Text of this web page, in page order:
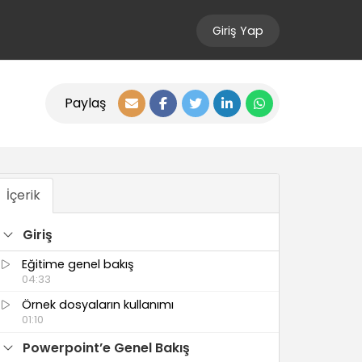
Giriş Yap
Paylaş
İçerik
Giriş
Eğitime genel bakış
04:33
Örnek dosyaların kullanımı
01:10
Powerpoint’e Genel Bakış